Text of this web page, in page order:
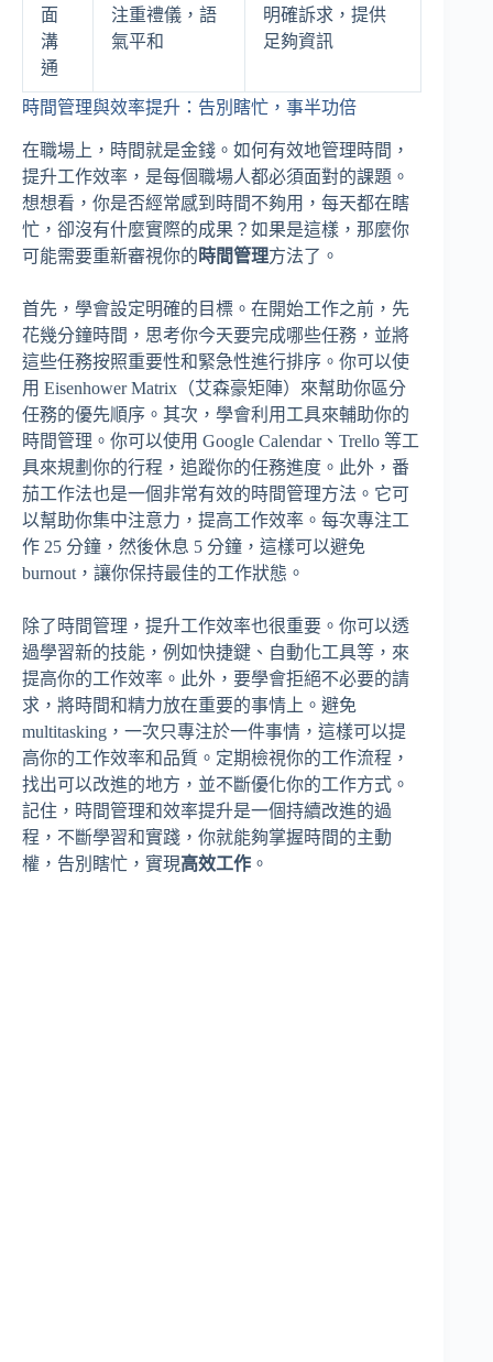
面
溝
通
注重禮儀，語
氣平和
明確訴求，提供
足夠資訊
時間管理與效率提升：告別瞎忙，事半功倍
在職場上，時間就是金錢。如何有效地管理時間，
提升工作效率，是每個職場人都必須面對的課題。
想想看，你是否經常感到時間不夠用，每天都在瞎
忙，卻沒有什麼實際的成果？如果是這樣，那麼你
可能需要重新審視你的 時間管理方法了。
首先，學會設定明確的目標。在開始工作之前，先
花幾分鐘時間，思考你今天要完成哪些任務，並將
這些任務按照重要性和緊急性進行排序。你可以使
用 Eisenhower Matrix（艾森豪矩陣）來幫助你區分
任務的優先順序。其次，學會利用工具來輔助你的
時間管理。你可以使用 Google Calendar、Trello 等工
具來規劃你的行程，追蹤你的任務進度。此外，番
茄工作法也是一個非常有效的時間管理方法。它可
以幫助你集中注意力，提高工作效率。每次專注工
作 25 分鐘，然後休息 5 分鐘，這樣可以避免
burnout，讓你保持最佳的工作狀態。
除了時間管理，提升工作效率也很重要。你可以透
過學習新的技能，例如快捷鍵、自動化工具等，來
提高你的工作效率。此外，要學會拒絕不必要的請
求，將時間和精力放在重要的事情上。避免
multitasking，一次只專注於一件事情，這樣可以提
高你的工作效率和品質。定期檢視你的工作流程，
找出可以改進的地方，並不斷優化你的工作方式。
記住，時間管理和效率提升是一個持續改進的過
程，不斷學習和實踐，你就能夠掌握時間的主動
權，告別瞎忙，實現高效工作 。